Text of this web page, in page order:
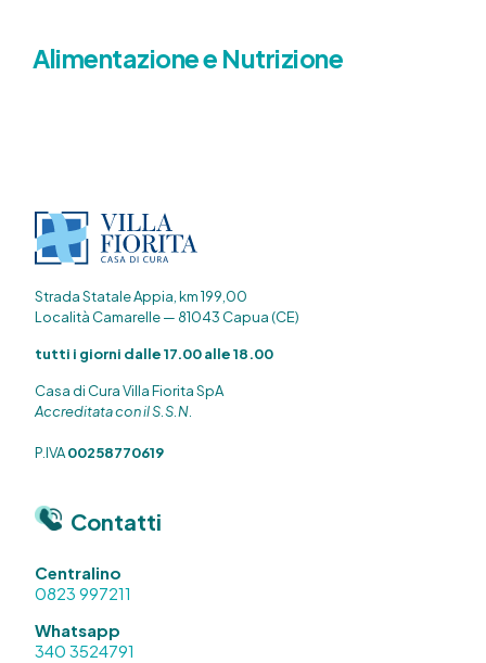
Alimentazione e Nutrizione
Strada Statale Appia, km 199,00
Località Camarelle — 81043 Capua (CE)
tutti i giorni dalle 17.00 alle 18.00
Casa di Cura Villa Fiorita SpA
Accreditata con il S.S.N.
P.IVA00258770619
Contatti
Centralino
0823 997211
Whatsapp
340 3524791